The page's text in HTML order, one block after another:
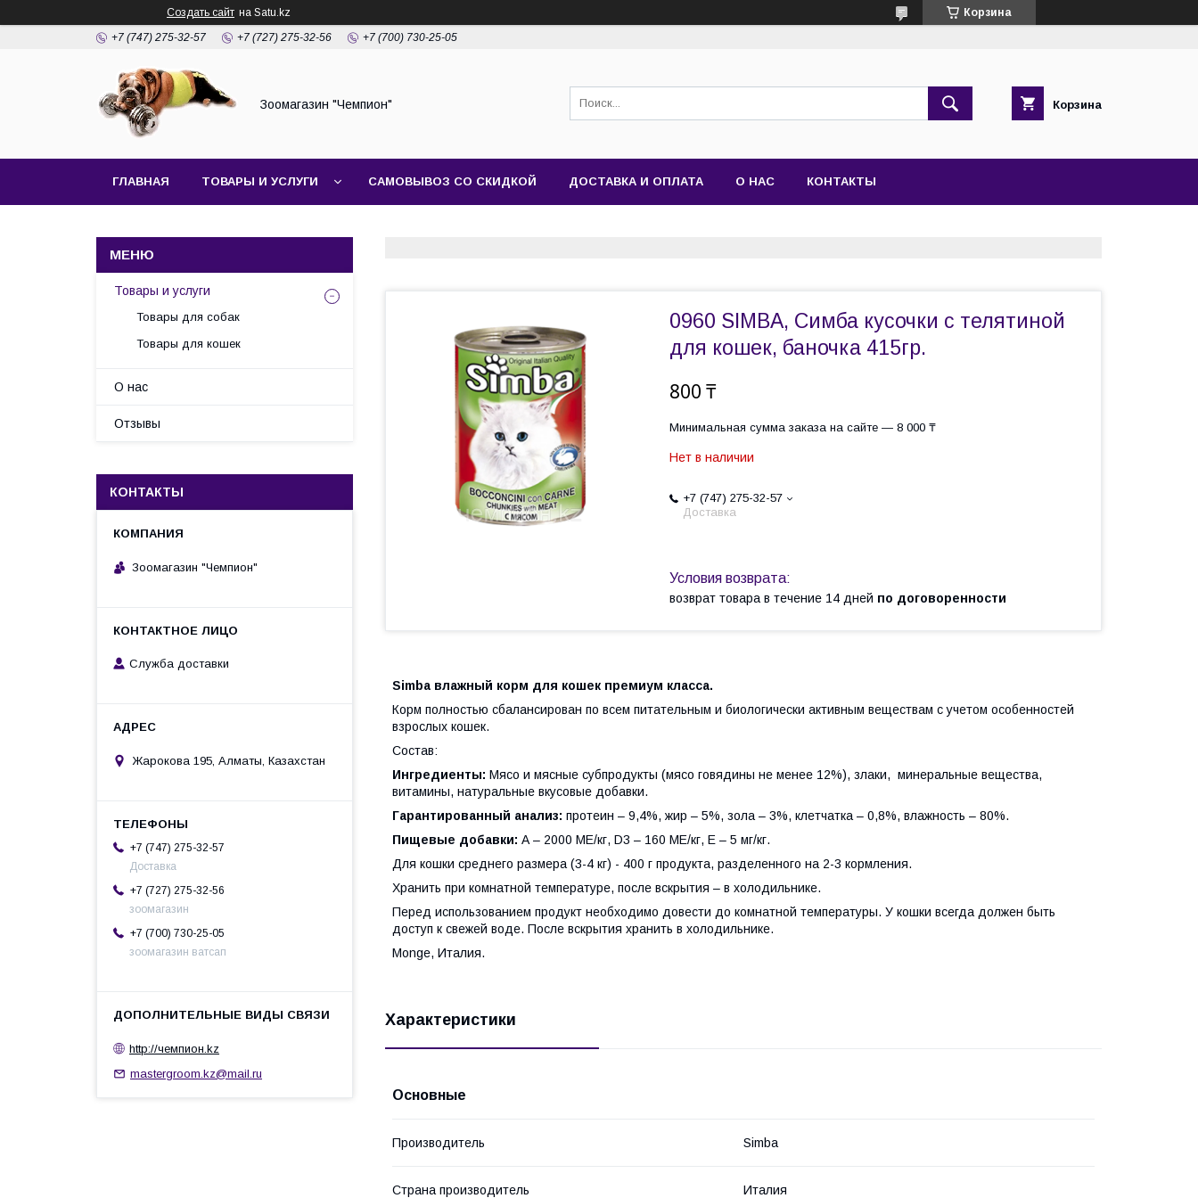
Создать сайт на Satu.kz Корзина
+7 (747) 275-32-57 +7 (727) 275-32-56 +7 (700) 730-25-05
Зоомагазин "Чемпион" Корзина
ГЛАВНАЯ ТОВАРЫ И УСЛУГИ САМОВЫВОЗ СО СКИДКОЙ ДОСТАВКА И ОПЛАТА О НАС КОНТАКТЫ
0960 SIMBA, Симба кусочки с телятиной
для кошек, баночка 415гр.
800 ₸
Минимальная сумма заказа на сайте — 8 000 ₸
Нет в наличии
+7 (747) 275-32-57
Доставка
возврат товара в течение 14 дней по договоренности
Simba влажный корм для кошек премиум класса.
Корм полностью сбалансирован по всем питательным и биологически активным веществам с учетом особенностей
взрослых кошек.
Состав:
Ингредиенты: Мясо и мясные субпродукты (мясо говядины не менее 12%), злаки, минеральные вещества,
витамины, натуральные вкусовые добавки.
Гарантированный анализ: протеин – 9,4%, жир – 5%, зола – 3%, клетчатка – 0,8%, влажность – 80%.
Пищевые добавки: А – 2000 МЕ/кг, D3 – 160 МЕ/кг, Е – 5 мг/кг.
Для кошки среднего размера (3-4 кг) - 400 г продукта, разделенного на 2-3 кормления.
Хранить при комнатной температуре, после вскрытия – в холодильнике.
Перед использованием продукт необходимо довести до комнатной температуры. У кошки всегда должен быть
доступ к свежей воде. После вскрытия хранить в холодильнике.
Monge, Италия.
Характеристики
Основные
Производитель Simba
Страна производитель Италия
Товары и услуги
Товары для собак
Товары для кошек
О нас
Отзывы
КОНТАКТЫ
Зоомагазин "Чемпион"
Служба доставки
Жарокова 195, Алматы, Казахстан
+7 (747) 275-32-57
Доставка
+7 (727) 275-32-56
зоомагазин
+7 (700) 730-25-05
зоомагазин ватсап
http://чемпион.kz
mastergroom.kz@mail.ru